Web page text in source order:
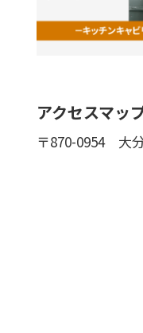
アクセスマッ
〒870-0954 大